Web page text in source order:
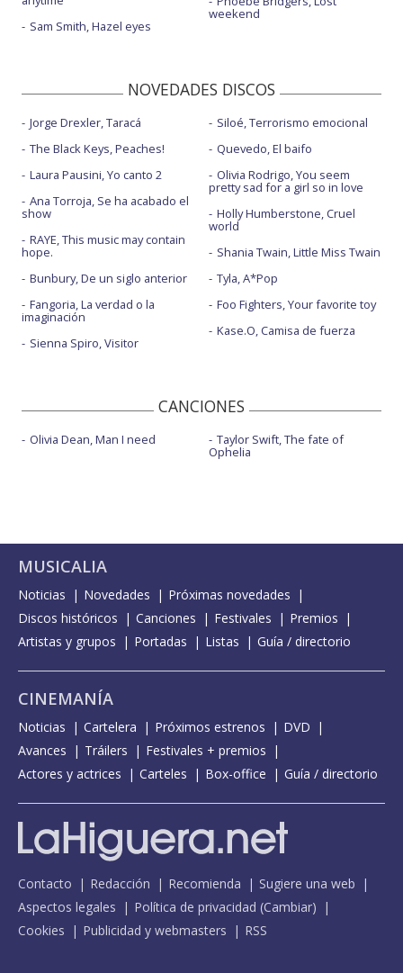
Sam Smith, Hazel eyes
weekend
NOVEDADES DISCOS
Jorge Drexler, Taracá
The Black Keys, Peaches!
Laura Pausini, Yo canto 2
Ana Torroja, Se ha acabado el
show
RAYE, This music may contain
hope.
Bunbury, De un siglo anterior
Fangoria, La verdad o la
imaginación
Sienna Spiro, Visitor
Siloé, Terrorismo emocional
Quevedo, El baifo
Olivia Rodrigo, You seem
pretty sad for a girl so in love
Holly Humberstone, Cruel
world
Shania Twain, Little Miss Twain
Tyla, A*Pop
Foo Fighters, Your favorite toy
Kase.O, Camisa de fuerza
CANCIONES
Olivia Dean, Man I need Taylor Swift, The fate of
Ophelia
MUSICALIA
Noticias Novedades
Próximas novedades
Discos históricos
Canciones Festivales
Premios
Artistas y grupos
Portadas Listas Guía / directorio
CINEMANÍA
Noticias Cartelera Próximos estrenos
DVD
Avances
Tráilers
Festivales + premios
Actores y actrices
Carteles Box-office Guía / directorio
Contacto Redacción Recomienda
Sugiere una web
Aspectos legales
Política de privacidad (Cambiar)
Cookies
Publicidad y webmasters RSS